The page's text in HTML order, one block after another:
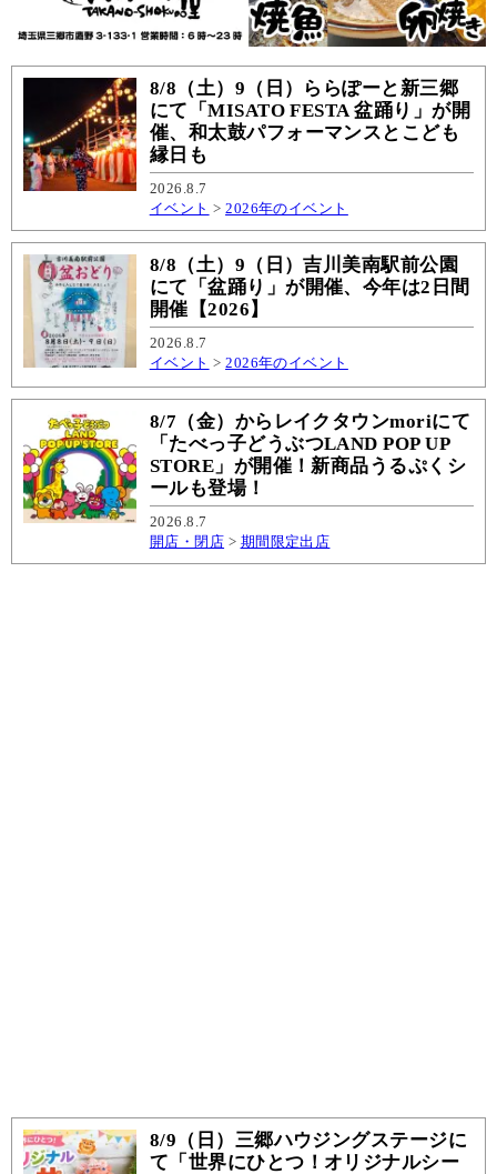
8/8（土）9（日）ららぽーと新三郷
にて「MISATO FESTA 盆踊り」が開
催、和太鼓パフォーマンスとこども
縁日も
2026.8.7
イベント >2026年のイベント
8/8（土）9（日）吉川美南駅前公園
にて「盆踊り」が開催、今年は2日間
開催【2026】
2026.8.7
イベント >2026年のイベント
8/7（金）からレイクタウンmoriにて
「たべっ子どうぶつLAND POP UP
STORE」が開催！新商品うるぷくシ
ールも登場！
2026.8.7
開店・閉店 > 期間限定出店
8/9（日）三郷ハウジングステージに
て「世界にひとつ！オリジナルシー